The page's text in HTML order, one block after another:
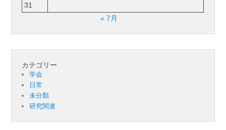
31
« 7月
カテゴリー
学会
日常
未分類
研究関連